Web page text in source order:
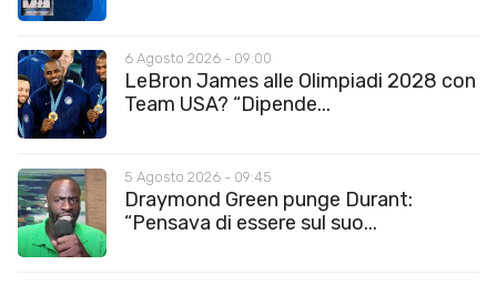
6 Agosto 2026 - 09:00
LeBron James alle Olimpiadi 2028 con
Team USA? “Dipende...
5 Agosto 2026 - 09:45
Draymond Green punge Durant:
“Pensava di essere sul suo...